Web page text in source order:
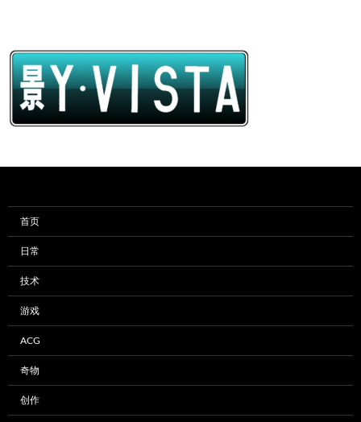
首页
日常
技术
游戏
ACG
奇物
创作